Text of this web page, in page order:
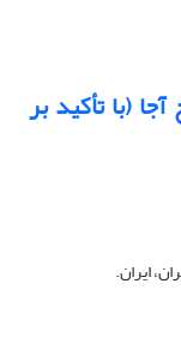
(با تأکید بر
ایران.